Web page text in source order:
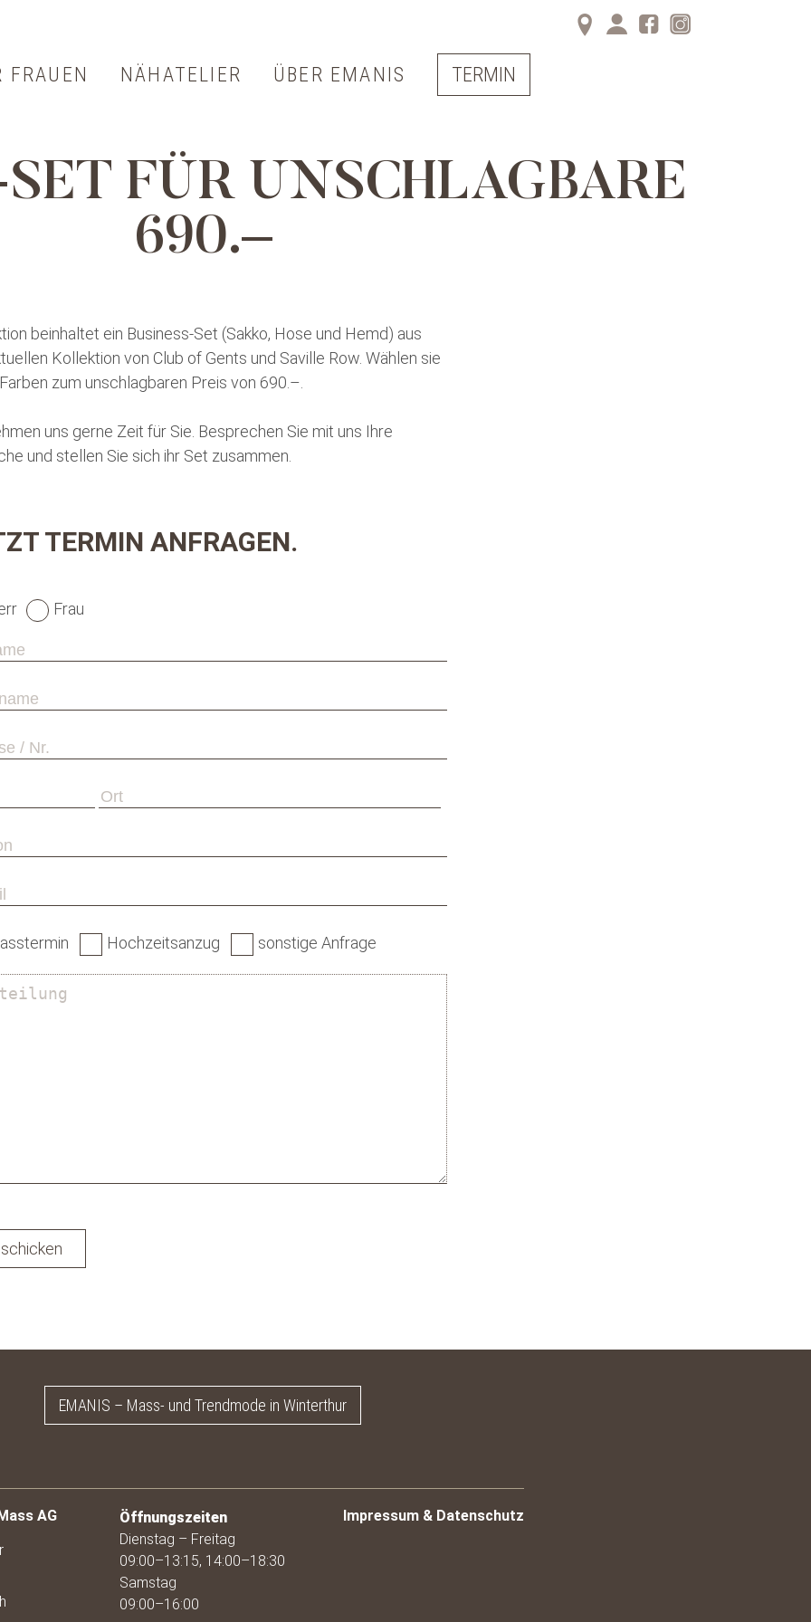
FRAUEN
NÄHATELIER
ÜBER EMANIS
Blog
TERMIN
FÜR UNSCHLAGBARE
690.–
beinhaltet ein Business-Set (Sakko, Hose und Hemd) aus
Kollektion von Club of Gents und Saville Row. Wählen sie
zum unschlagbaren Preis von 690.–.
uns gerne Zeit für Sie. Besprechen Sie mit uns Ihre
und stellen Sie sich ihr Set zusammen.
TERMIN ANFRAGEN.
Frau
Hochzeitsanzug sonstige Anfrage
EMANIS – Mass- und Trendmode in Winterthur
AG
Öffnungszeiten
Dienstag – Freitag
09:00–13:15, 14:00–18:30
Samstag
09:00–16:00
Impressum & Datenschutz